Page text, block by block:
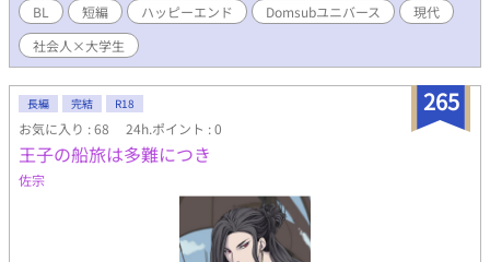
BL 短編 ハッピーエンド Domsubユニバース
現代
社会人×大学生
265
長編 完結 R18
お気に入り : 68 24h.ポイント : 0
王子の船旅は多難につき
佐宗